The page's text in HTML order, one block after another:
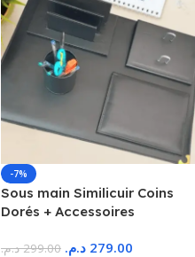
-7%
Sous main Similicuir Coins
Dorés + Accessoires
299.00 د.م. 279.00 د.م.